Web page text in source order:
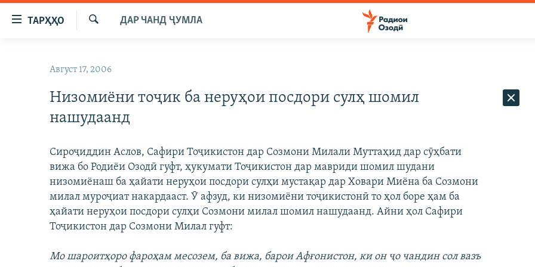
Пайвандҳои
дастрасӣ
ТАРҲҲО
ИҚТИСОД
ОСИЁИ МАРКАЗӢ
ФАРҲАНГ
ВАРЗИШ
ГАПИ ОЗОД
РӮЗГОРИ МУҲОҶИР
САЛОМ, ХОҲАР
ҶАНГ ДАР УКРАИНА
НАЗАРИ МАРДУМ
ОЗОДӢ ОНЛАЙН
РӮЙХАТҲО
ДАР ЧАНД ҶУМЛА
Август 17, 2006
Низомиёни тоҷик ба неруҳои посдори сулҳ шомил
нашудаанд
Сироҷиддин Аслов, Сафири Тоҷикистон дар Созмони Милали Муттаҳид дар сӯҳбати
вижа бо Родиёи Озодӣ гуфт, ҳукумати Тоҷикистон дар мавриди шомил шудани
низомиёнаш ба ҳайати неруҳои посдори сулҳи мустақар дар Ховари Миёна ба Созмони
милал муроҷиат накардааст. Ӯ афзуд, ки низомиёни тоҷикистонӣ то ҳол боре ҳам ба
ҳайати неруҳои посдори сулҳи Созмони милал шомил нашудаанд. Айни ҳол Сафири
Тоҷикистон дар Созмони Милал гуфт:
Мо шароитҳоро фароҳам месозем, ба вижа, барои Афғонистон, ки он ҷо чандин сол вазъ